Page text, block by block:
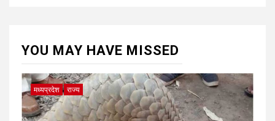
YOU MAY HAVE MISSED
मध्यप्रदेश राज्य